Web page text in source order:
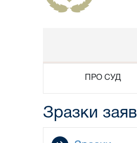
ПРО СУД
Зразки заяв